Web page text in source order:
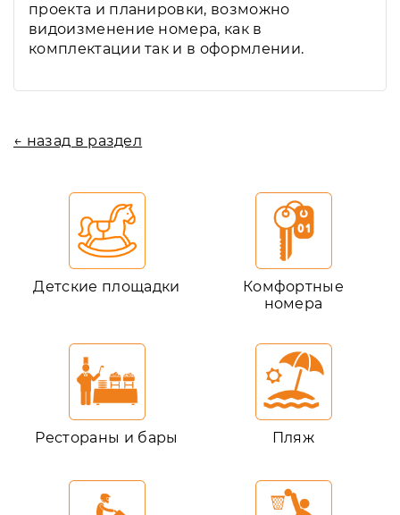
проекта и планировки, возможно
видоизменение номера, как в
комплектации так и в оформлении.
← назад в раздел
Детские площадки
Комфортные
номера
Рестораны и бары Пляж